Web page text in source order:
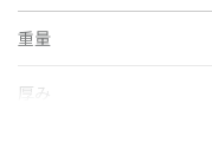
重量
厚み